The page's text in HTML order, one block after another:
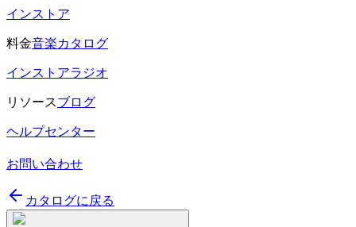
インストア
料金音楽カタログ
インストアラジオ
リソースブログ
ヘルプセンター
お問い合わせ
カタログに戻る